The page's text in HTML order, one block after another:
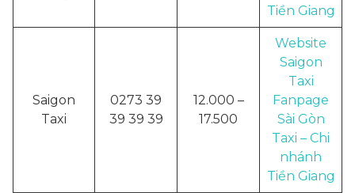
Tiền Giang
Saigon
Taxi
0273 39
39 39 39
12.000 –
17.500
Website
Saigon
Taxi
Fanpage
Sài Gòn
Taxi – Chi
nhánh
Tiền Giang